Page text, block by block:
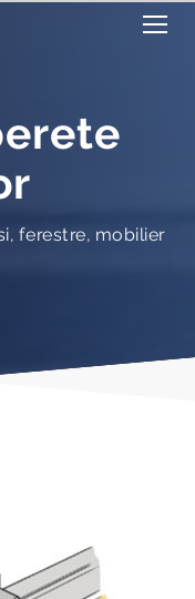
ferestre, mobilier